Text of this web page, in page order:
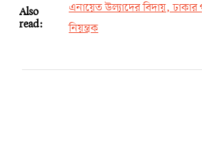
Also
read:
এনায়েত উল্যাদের বিদায়,
নিয়ন্ত্রক